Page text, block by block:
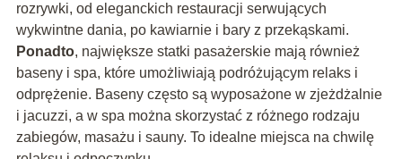
rozrywki, od eleganckich restauracji serwujących
wykwintne dania, po kawiarnie i bary z przekąskami.
Ponadto, największe statki pasażerskie mają również
baseny i spa, które umożliwiają podróżującym relaks i
odprężenie. Baseny często są wyposażone w zjeżdżalnie
i jacuzzi, a w spa można skorzystać z różnego rodzaju
zabiegów, masażu i sauny. To idealne miejsca na chwilę